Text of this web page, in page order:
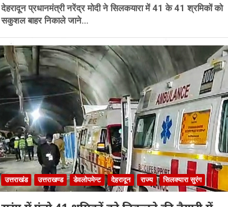
देहरादून प्रधानमंत्री नरेंद्र मोदी ने सिलकयारा में 41 के 41 श्रमिकों को
सकुशल बाहर निकाले जाने…
उत्तराखंड उत्तराखण्ड डेवलोपमेन्ट देहरादून राज्य सिलक्यारा सुरंग